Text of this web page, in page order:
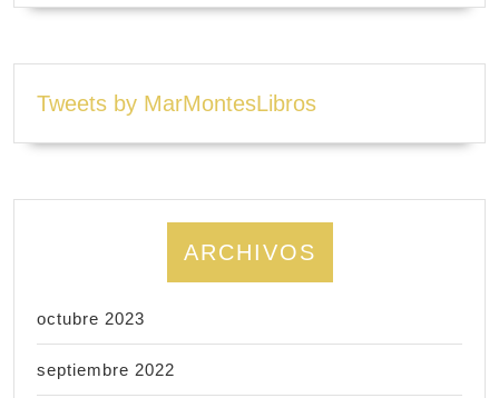
Tweets by MarMontesLibros
ARCHIVOS
octubre 2023
septiembre 2022